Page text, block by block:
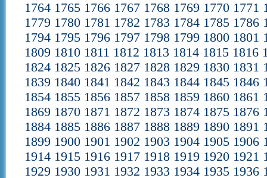
1764 1765 1766 1767 1768 1769 1770 1771
1779 1780 1781 1782 1783 1784 1785 1786
1794 1795 1796 1797 1798 1799 1800 1801
1809 1810 1811 1812 1813 1814 1815 1816
1824 1825 1826 1827 1828 1829 1830 1831
1839 1840 1841 1842 1843 1844 1845 1846
1854 1855 1856 1857 1858 1859 1860 1861
1869 1870 1871 1872 1873 1874 1875 1876
1884 1885 1886 1887 1888 1889 1890 1891
1899 1900 1901 1902 1903 1904 1905 1906
1914 1915 1916 1917 1918 1919 1920 1921
1929 1930 1931 1932 1933 1934 1935 1936